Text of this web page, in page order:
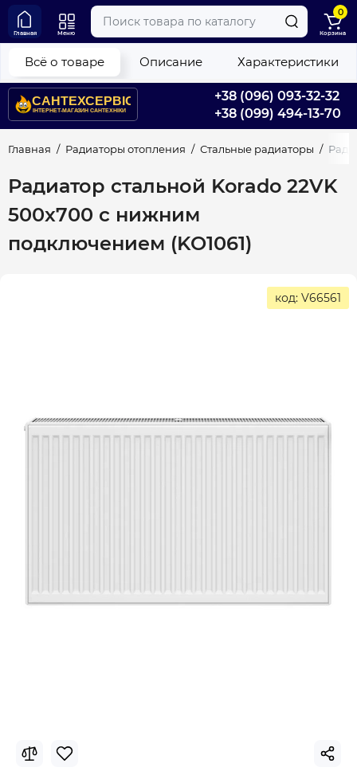
+38 (096) 093-32-32
+38 (099) 494-13-70
Главная Меню
0
Корзина
Главная Радиаторы отопления Стальные радиаторы
Радиатор стальной Korado 22VK
500x700 с нижним
подключением (KO1061)
Всё о товаре Описание Характеристики
код: V66561